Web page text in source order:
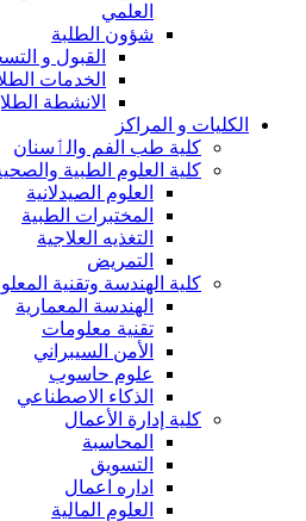
العلمي
شؤون الطلبة
القبول و
الخدمات
الانشطة
الكليات و المراكز
كلية طب الفم والٲسنان
كلية العلوم الطبية
العلوم الصيدلانية
المختبرات الطبية
التغذيه العلاجية
التمريض
كلية الهندسة وتقنية
الهندسة المعمارية
تقنية معلومات
الأمن السيبراني
علوم حاسوب
الذكاء الاصطناعي
كلية إدارة الأعمال
المحاسبة
التسويق
اداره اعمال
العلوم المالية